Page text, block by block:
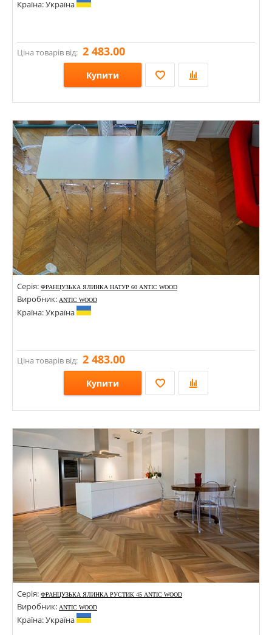
Країна: Україна
Ціна товарів від: 2 483.00
Купити
Розміри: 600х120х13; 600х140х13;
Стилі:
Кольори:
Серія: ФРАНЦУЗЬКА ЯЛИНКА НАТУР 60 ANTIC WOOD
Виробник: ANTIC WOOD
Країна: Україна
Ціна товарів від: 2 483.00
Купити
Розміри: 600х120х13; 600х140х13;
Стилі:
Кольори:
Серія: ФРАНЦУЗЬКА ЯЛИНКА РУСТИК 45 ANTIC WOOD
Виробник: ANTIC WOOD
Країна: Україна